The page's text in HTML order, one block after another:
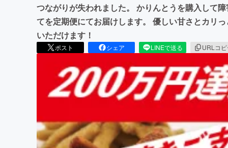
つながりが失われました。 かりんとうを購入して
てを定期便にてお届けします。 優しい甘さとカリ
いただけます！
ポスト シェア LINEで送る URLコ